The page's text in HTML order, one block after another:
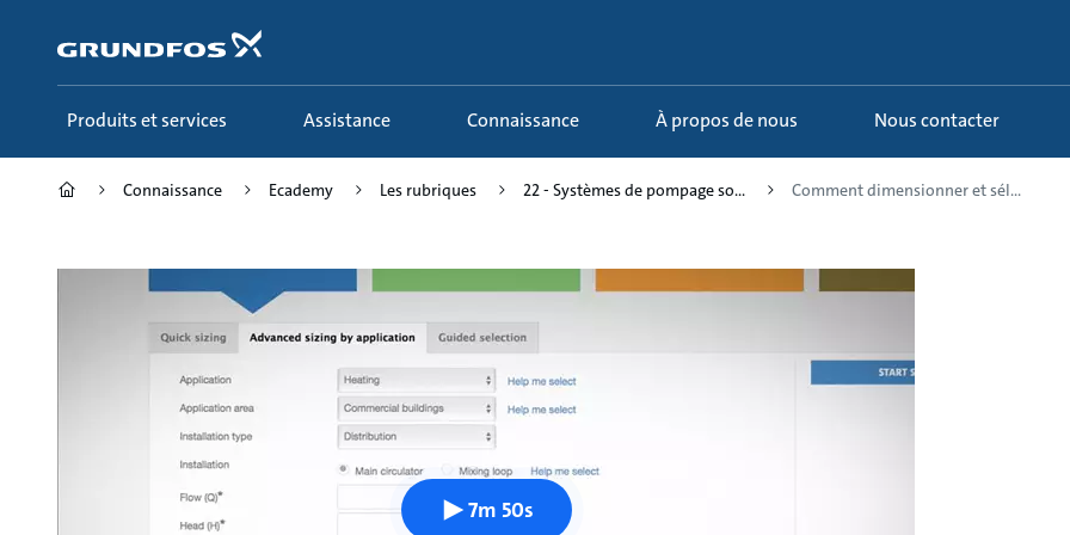
principal
Produits et services Assistance Connaissance À propos de nous Nous contacter
Connaissance Ecademy Les rubriques 22 - Systèmes de pompage so... Comment dimensionner et sél...
7m 50s